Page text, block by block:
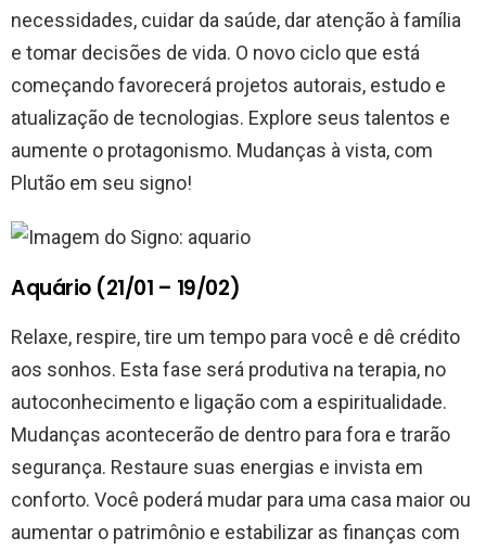
necessidades, cuidar da saúde, dar atenção à família
e tomar decisões de vida. O novo ciclo que está
começando favorecerá projetos autorais, estudo e
atualização de tecnologias. Explore seus talentos e
aumente o protagonismo. Mudanças à vista, com
Plutão em seu signo!
Aquário (21/01 – 19/02)
Relaxe, respire, tire um tempo para você e dê crédito
aos sonhos. Esta fase será produtiva na terapia, no
autoconhecimento e ligação com a espiritualidade.
Mudanças acontecerão de dentro para fora e trarão
segurança. Restaure suas energias e invista em
conforto. Você poderá mudar para uma casa maior ou
aumentar o patrimônio e estabilizar as finanças com